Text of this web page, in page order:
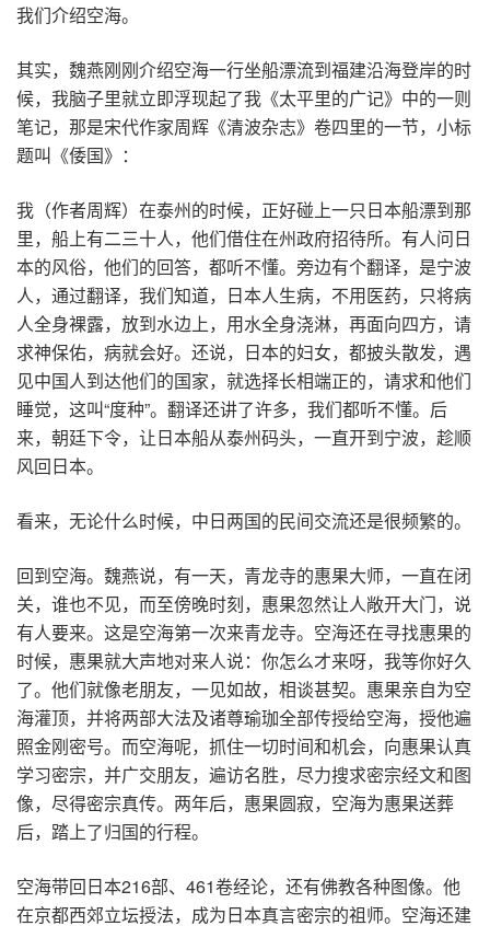
我们介绍空海。
其实，魏燕刚刚介绍空海一行坐船漂流到福建沿海登岸的时
候，我脑子里就立即浮现起了我《太平里的广记》中的一则
笔记，那是宋代作家周辉《清波杂志》卷四里的一节，小标
题叫《倭国》：
我（作者周辉）在泰州的时候，正好碰上一只日本船漂到那
里，船上有二三十人，他们借住在州政府招待所。有人问日
本的风俗，他们的回答，都听不懂。旁边有个翻译，是宁波
人，通过翻译，我们知道，日本人生病，不用医药，只将病
人全身裸露，放到水边上，用水全身浇淋，再面向四方，请
求神保佑，病就会好。还说，日本的妇女，都披头散发，遇
见中国人到达他们的国家，就选择长相端正的，请求和他们
睡觉，这叫“度种”。翻译还讲了许多，我们都听不懂。后
来，朝廷下令，让日本船从泰州码头，一直开到宁波，趁顺
风回日本。
看来，无论什么时候，中日两国的民间交流还是很频繁的。
回到空海。魏燕说，有一天，青龙寺的惠果大师，一直在闭
关，谁也不见，而至傍晚时刻，惠果忽然让人敞开大门，说
有人要来。这是空海第一次来青龙寺。空海还在寻找惠果的
时候，惠果就大声地对来人说：你怎么才来呀，我等你好久
了。他们就像老朋友，一见如故，相谈甚契。惠果亲自为空
海灌顶，并将两部大法及诸尊瑜珈全部传授给空海，授他遍
照金刚密号。而空海呢，抓住一切时间和机会，向惠果认真
学习密宗，并广交朋友，遍访名胜，尽力搜求密宗经文和图
像，尽得密宗真传。两年后，惠果圆寂，空海为惠果送葬
后，踏上了归国的行程。
空海带回日本216部、461卷经论，还有佛教各种图像。他
在京都西郊立坛授法，成为日本真言密宗的祖师。空海还建